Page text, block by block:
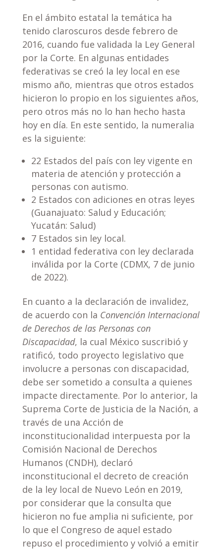
En el ámbito estatal la temática ha
tenido claroscuros desde febrero de
2016, cuando fue validada la Ley General
por la Corte. En algunas entidades
federativas se creó la ley local en ese
mismo año, mientras que otros estados
hicieron lo propio en los siguientes años,
pero otros más no lo han hecho hasta
hoy en día. En este sentido, la numeralia
es la siguiente:
22 Estados del país con ley vigente en
materia de atención y protección a
personas con autismo.
2 Estados con adiciones en otras leyes
(Guanajuato: Salud y Educación;
Yucatán: Salud)
7 Estados sin ley local.
1 entidad federativa con ley declarada
inválida por la Corte (CDMX, 7 de junio
de 2022).
En cuanto a la declaración de invalidez,
de acuerdo con la Convención Internacional
de Derechos de las Personas con
Discapacidad, la cual México suscribió y
ratificó, todo proyecto legislativo que
involucre a personas con discapacidad,
debe ser sometido a consulta a quienes
impacte directamente. Por lo anterior, la
Suprema Corte de Justicia de la Nación, a
través de una Acción de
inconstitucionalidad interpuesta por la
Comisión Nacional de Derechos
Humanos (CNDH), declaró
inconstitucional el decreto de creación
de la ley local de Nuevo León en 2019,
por considerar que la consulta que
hicieron no fue amplia ni suficiente, por
lo que el Congreso de aquel estado
repuso el procedimiento y volvió a emitir